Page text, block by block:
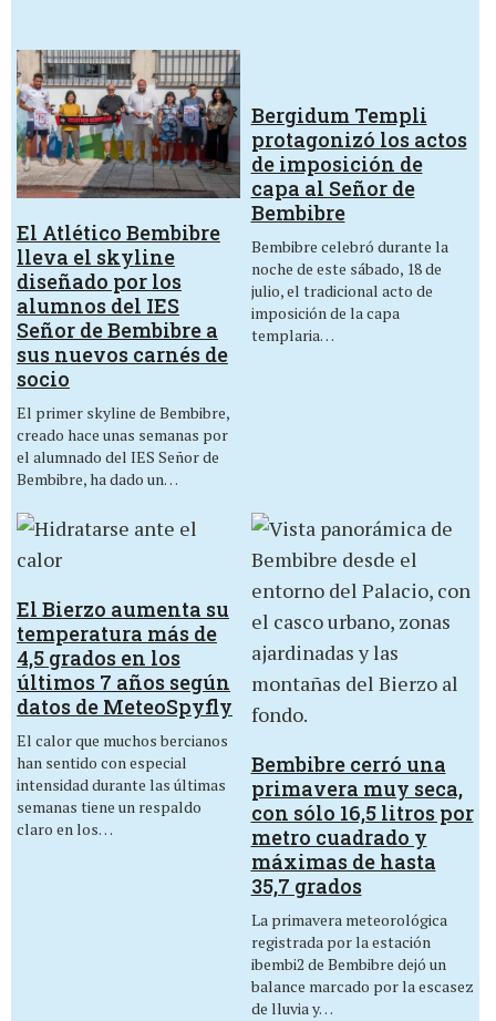
El Atlético Bembibre
lleva el skyline
diseñado por los
alumnos del IES
Señor de Bembibre a
sus nuevos carnés de
socio
El primer skyline de Bembibre,
creado hace unas semanas por
el alumnado del IES Señor de
Bembibre, ha dado un…
Bergidum Templi
protagonizó los actos
de imposición de
capa al Señor de
Bembibre
Bembibre celebró durante la
noche de este sábado, 18 de
julio, el tradicional acto de
imposición de la capa
templaria…
El Bierzo aumenta su
temperatura más de
4,5 grados en los
últimos 7 años según
datos de MeteoSpyfly
El calor que muchos bercianos
han sentido con especial
intensidad durante las últimas
semanas tiene un respaldo
claro en los…
Bembibre cerró una
primavera muy seca,
con sólo 16,5 litros por
metro cuadrado y
máximas de hasta
35,7 grados
La primavera meteorológica
registrada por la estación
ibembi2 de Bembibre dejó un
balance marcado por la escasez
de lluvia y…